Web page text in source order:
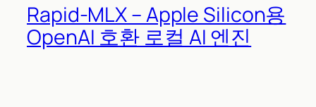
Rapid-MLX – Apple Silicon용
OpenAI 호환 로컬 AI 엔진